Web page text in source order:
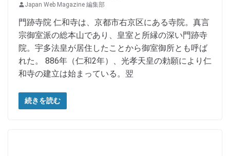
Japan Web Magazine 編集部
門跡寺院 仁和寺は、京都市右京区にある寺院。真言
宗御室派の総本山であり、皇室と所縁の深い門跡寺
院。宇多法皇が居住したことから御室御所とも呼ば
れた。 886年（仁和2年）、光孝天皇の勅願により仁
和寺の建立は始まっている。翌
続きを読む